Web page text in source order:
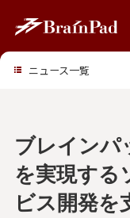
ブレインパ
を実現する
ビス開発を
ニュース一覧